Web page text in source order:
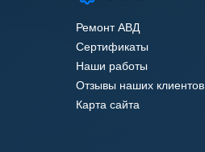
Ремонт АВД
Сертификаты
Наши работы
Отзывы наших клиентов
Карта сайта